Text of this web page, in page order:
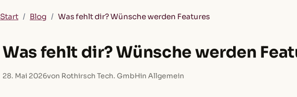
Start / Blog / Was fehlt dir? Wünsche werden Features
Was fehlt dir? Wünsche werden
28. Mai 2026von Rothirsch Tech. GmbHin Allgemein